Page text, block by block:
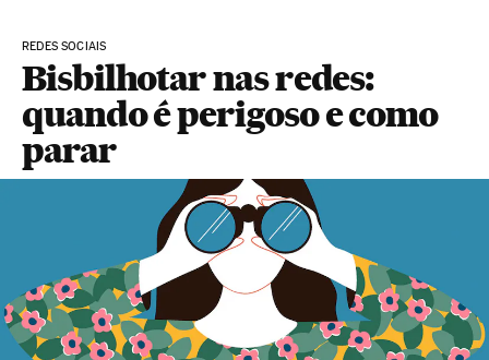
REDES SOCIAIS
Bisbilhotar nas redes:
quando é perigoso e como
parar